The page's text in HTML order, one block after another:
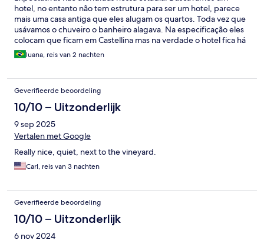
hotel, no entanto não tem estrutura para ser um hotel, parece
mais uma casa antiga que eles alugam os quartos. Toda vez que
usávamos o chuveiro o banheiro alagava. Na especificação eles
colocam que ficam em Castellina mas na verdade o hotel fica há
uns 15 minutos de carro desse local. Um lugar que não tem nada
para fazer.
luana, reis van 2 nachten
Geverifieerde beoordeling
10/10 – Uitzonderlijk
9 sep 2025
Vertalen met Google
Really nice, quiet, next to the vineyard.
Carl, reis van 3 nachten
Geverifieerde beoordeling
10/10 – Uitzonderlijk
6 nov 2024